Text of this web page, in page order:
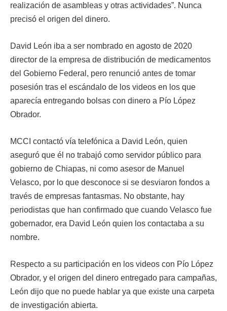
realización de asambleas y otras actividades”. Nunca
precisó el origen del dinero.
David León iba a ser nombrado en agosto de 2020
director de la empresa de distribución de medicamentos
del Gobierno Federal, pero renunció antes de tomar
posesión tras el escándalo de los videos en los que
aparecía entregando bolsas con dinero a Pío López
Obrador.
MCCI contactó vía telefónica a David León, quien
aseguró que él no trabajó como servidor público para
gobierno de Chiapas, ni como asesor de Manuel
Velasco, por lo que desconoce si se desviaron fondos a
través de empresas fantasmas. No obstante, hay
periodistas que han confirmado que cuando Velasco fue
gobernador, era David León quien los contactaba a su
nombre.
Respecto a su participación en los videos con Pío López
Obrador, y el origen del dinero entregado para campañas,
León dijo que no puede hablar ya que existe una carpeta
de investigación abierta.